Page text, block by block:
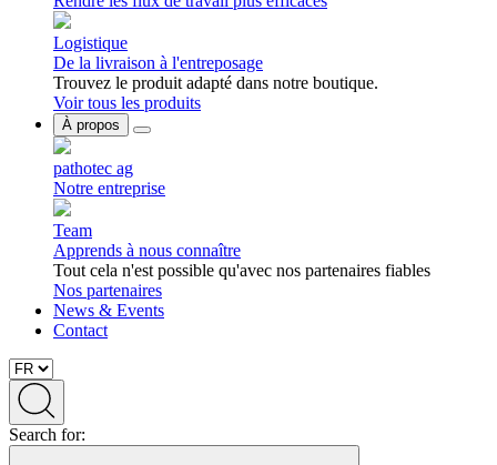
Logistique
De la livraison à l'entreposage
Trouvez le produit adapté dans notre boutique.
Voir tous les produits
À propos
pathotec ag
Notre entreprise
Team
Apprends à nous connaître
Tout cela n'est possible qu'avec nos partenaires fiables
Nos partenaires
News & Events
Contact
Search for: